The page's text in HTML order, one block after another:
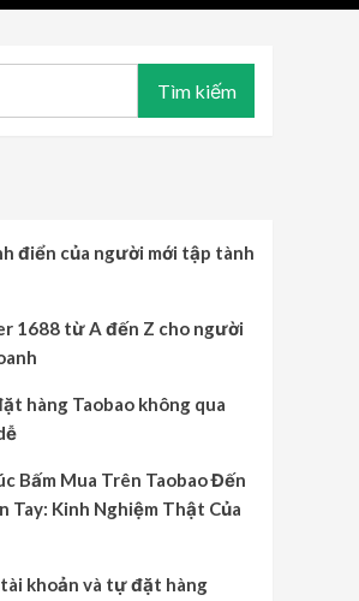
điển của người mới tập tành
1688 từ A đến Z cho người
hàng Taobao không qua
Bấm Mua Trên Taobao Đến
Tay: Kinh Nghiệm Thật Của
khoản và tự đặt hàng